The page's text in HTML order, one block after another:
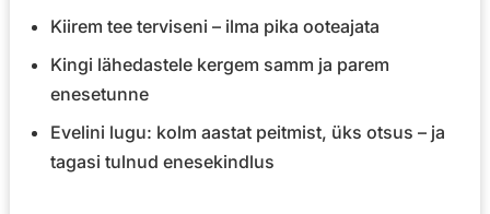
Kiirem tee terviseni – ilma pika ooteajata
Kingi lähedastele kergem samm ja parem
enesetunne
Evelini lugu: kolm aastat peitmist, üks otsus – ja
tagasi tulnud enesekindlus